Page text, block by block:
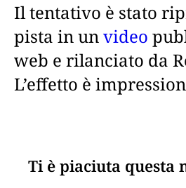
Il tentativo è stato
pista in unvideo
web e rilanciato da
L’effetto è
Ti è piaciuta questa